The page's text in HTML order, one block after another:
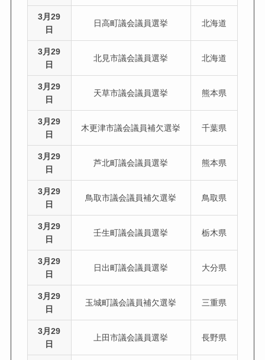
3月29
日
日高町議会議員選挙 北海道
3月29
日
北見市議会議員選挙 北海道
3月29
日
天草市議会議員選挙 熊本県
3月29
日
木更津市議会議員補欠選挙 千葉県
3月29
日
芦北町議会議員選挙 熊本県
3月29
日
鳥取市議会議員補欠選挙 鳥取県
3月29
日
壬生町議会議員選挙 栃木県
3月29
日
日出町議会議員選挙 大分県
3月29
日
玉城町議会議員補欠選挙 三重県
3月29
日
上田市議会議員選挙 長野県